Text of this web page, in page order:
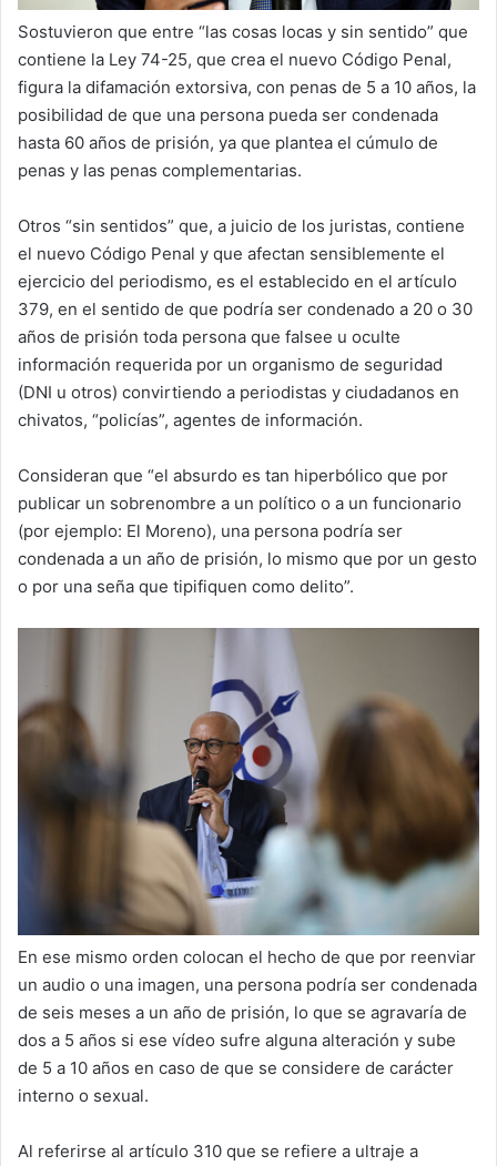
Sostuvieron que entre “las cosas locas y sin sentido” que
contiene la Ley 74-25, que crea el nuevo Código Penal,
figura la difamación extorsiva, con penas de 5 a 10 años, la
posibilidad de que una persona pueda ser condenada
hasta 60 años de prisión, ya que plantea el cúmulo de
penas y las penas complementarias.
Otros “sin sentidos” que, a juicio de los juristas, contiene
el nuevo Código Penal y que afectan sensiblemente el
ejercicio del periodismo, es el establecido en el artículo
379, en el sentido de que podría ser condenado a 20 o 30
años de prisión toda persona que falsee u oculte
información requerida por un organismo de seguridad
(DNI u otros) convirtiendo a periodistas y ciudadanos en
chivatos, “policías”, agentes de información.
Consideran que “el absurdo es tan hiperbólico que por
publicar un sobrenombre a un político o a un funcionario
(por ejemplo: El Moreno), una persona podría ser
condenada a un año de prisión, lo mismo que por un gesto
o por una seña que tipifiquen como delito”.
En ese mismo orden colocan el hecho de que por reenviar
un audio o una imagen, una persona podría ser condenada
de seis meses a un año de prisión, lo que se agravaría de
dos a 5 años si ese vídeo sufre alguna alteración y sube
de 5 a 10 años en caso de que se considere de carácter
interno o sexual.
Al referirse al artículo 310 que se refiere a ultraje a